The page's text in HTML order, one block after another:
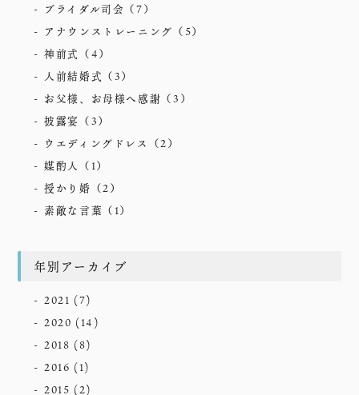
ブライダル司会 （7）
アナウンストレーニング （5）
神前式 （4）
人前結婚式 （3）
お父様、お母様へ感謝 （3）
披露宴 （3）
ウエディングドレス
（2）
媒酌人
（1）
授かり婚 （2）
素敵な言葉 （1）
年別アーカイブ
2021 (7)
2020 (14)
2018 (8)
2016 (1)
2015 (2)